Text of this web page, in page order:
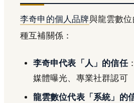
李奇申的個人品牌與龍雲數
種互補關係：
李奇申代表「人」的信任
媒體曝光、專業社群認可
龍雲數位代表「系統」的